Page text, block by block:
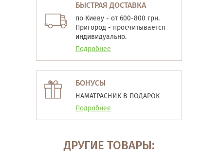
БЫСТРАЯ ДОСТАВКА
по Киеву - от 600-800 грн.
Пригород - просчитывается
индивидуально.
Подробнее
БОНУСЫ
НАМАТРАСНИК В ПОДАРОК
Подробнее
ДРУГИЕ ТОВАРЫ: